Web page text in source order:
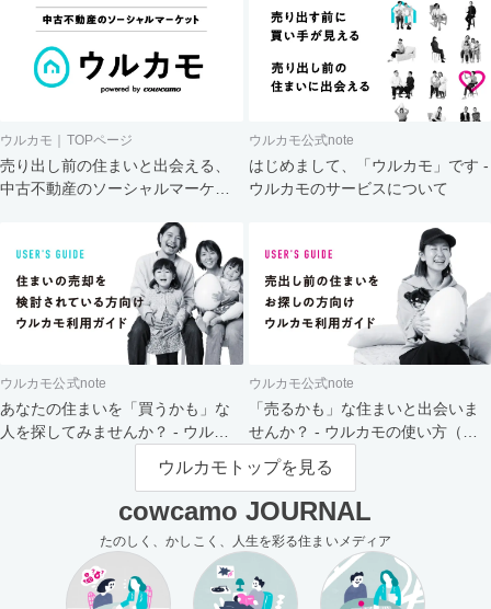
ウルカモ｜TOPページ
売り出し前の住まいと出会える、
中古不動産のソーシャルマーケッ
ウルカモ公式note
はじめまして、「ウルカモ」です -
ウルカモのサービスについて
ウルカモ公式note
あなたの住まいを「買うかも」な
人を探してみませんか？ - ウルカ
ウルカモ公式note
「売るかも」な住まいと出会いま
せんか？ - ウルカモの使い方（買
主さま向け）
ウルカモトップを見る
cowcamo JOURNAL
たのしく、かしこく、人生を彩る住まいメディア